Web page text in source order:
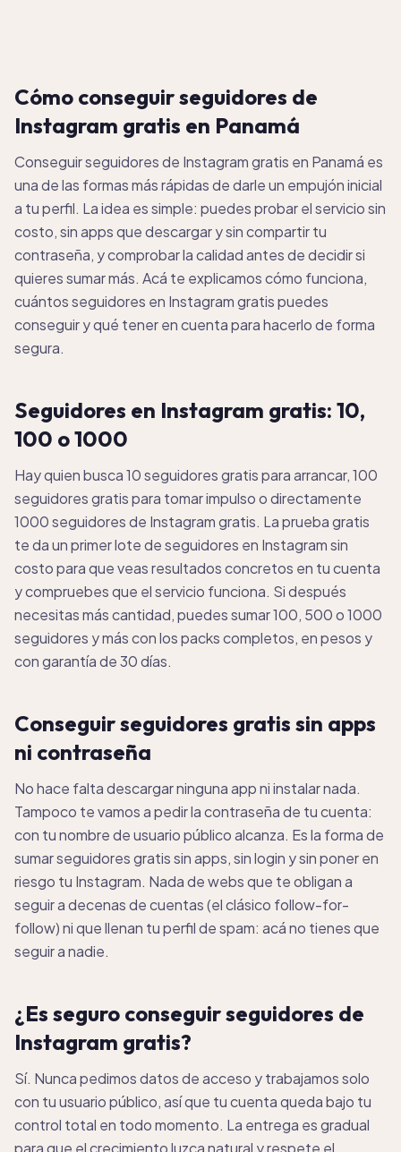
Cómo conseguir seguidores de
Instagram gratis en Panamá
Conseguir seguidores de Instagram gratis en Panamá es
una de las formas más rápidas de darle un empujón inicial
a tu perfil. La idea es simple: puedes probar el servicio sin
costo, sin apps que descargar y sin compartir tu
contraseña, y comprobar la calidad antes de decidir si
quieres sumar más. Acá te explicamos cómo funciona,
cuántos seguidores en Instagram gratis puedes
conseguir y qué tener en cuenta para hacerlo de forma
segura.
Seguidores en Instagram gratis: 10,
100 o 1000
Hay quien busca 10 seguidores gratis para arrancar, 100
seguidores gratis para tomar impulso o directamente
1000 seguidores de Instagram gratis. La prueba gratis
te da un primer lote de seguidores en Instagram sin
costo para que veas resultados concretos en tu cuenta
y compruebes que el servicio funciona. Si después
necesitas más cantidad, puedes sumar 100, 500 o 1000
seguidores y más con los packs completos, en pesos y
con garantía de 30 días.
Conseguir seguidores gratis sin apps
ni contraseña
No hace falta descargar ninguna app ni instalar nada.
Tampoco te vamos a pedir la contraseña de tu cuenta:
con tu nombre de usuario público alcanza. Es la forma de
sumar seguidores gratis sin apps, sin login y sin poner en
riesgo tu Instagram. Nada de webs que te obligan a
seguir a decenas de cuentas (el clásico follow-for-
follow) ni que llenan tu perfil de spam: acá no tienes que
seguir a nadie.
¿Es seguro conseguir seguidores de
Instagram gratis?
Sí. Nunca pedimos datos de acceso y trabajamos solo
con tu usuario público, así que tu cuenta queda bajo tu
control total en todo momento. La entrega es gradual
para que el crecimiento luzca natural y respete el